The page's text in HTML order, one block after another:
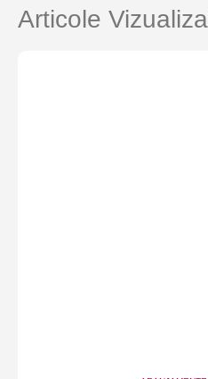
Articole